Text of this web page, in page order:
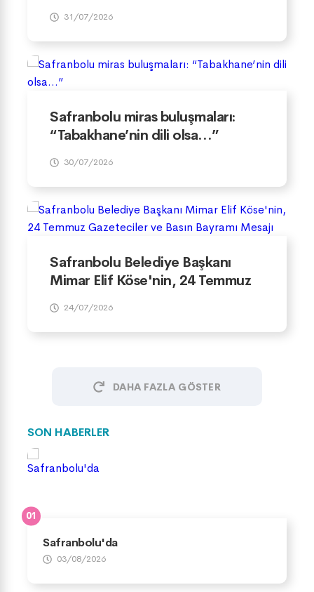
SON HABERLER
Safranbolu'da
03/08/2026
31/07/2026
Safranbolu miras buluşmaları:
“Tabakhane’nin dili olsa…”
30/07/2026
Safranbolu Belediye Başkanı
Mimar Elif Köse'nin, 24 Temmuz
Gazeteciler ve Basın Bayramı
Mesajı
24/07/2026
DAHA FAZLA GÖSTER